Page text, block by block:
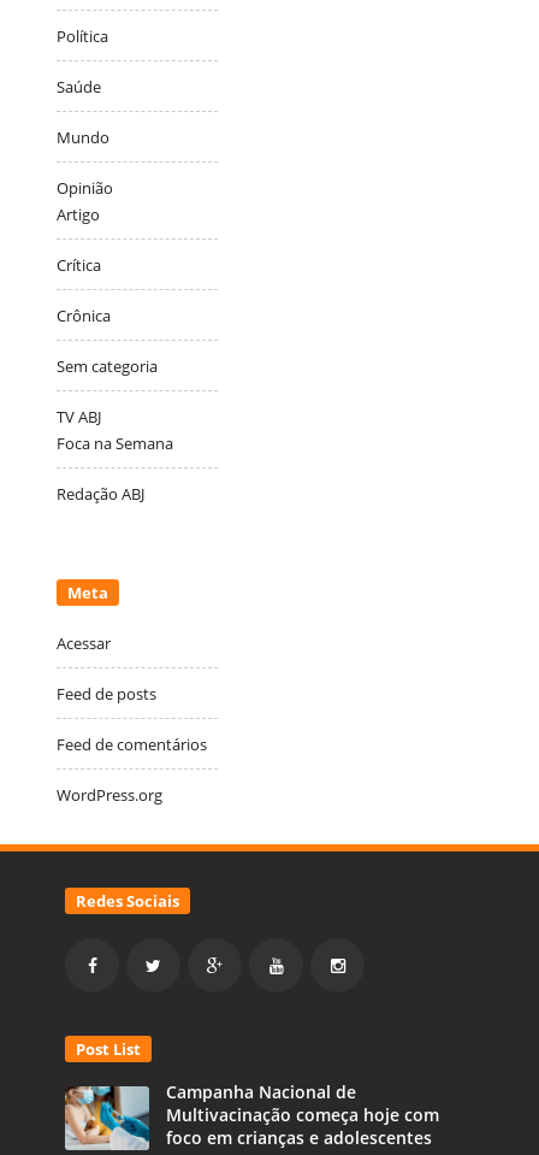
Política
Saúde
Mundo
Opinião
Artigo
Crítica
Crônica
Sem categoria
TV ABJ
Foca na Semana
Redação ABJ
Meta
Acessar
Feed de posts
Feed de comentários
WordPress.org
Redes Sociais
Post List
Campanha Nacional de
Multivacinação começa hoje com
foco em crianças e adolescentes